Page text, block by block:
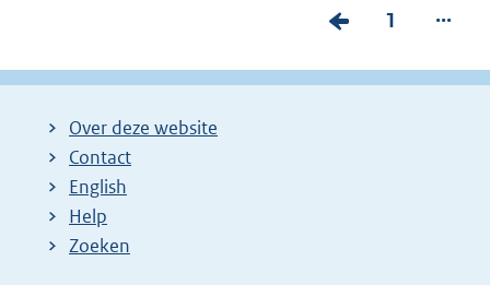
V
r
P
g
1 ...
Over deze website
Contact
English
Help
Zoeken